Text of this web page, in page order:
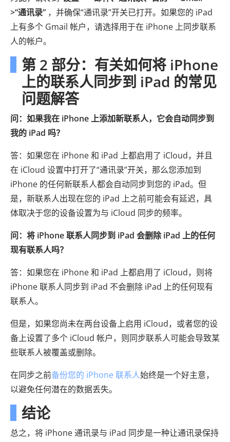
>“通讯录” ，并确保“通讯录”开关已打开。如果您的 iPad
上有多个 Gmail 帐户，请选择用于在 iPhone 上同步联系
人的帐户。
第 2 部分：有关如何将 iPhone
上的联系人同步到 iPad 的常见
问题解答
问：如果我在 iPhone 上添加新联系人，它会自动同步到
我的 iPad 吗？
答：如果您在 iPhone 和 iPad 上都启用了 iCloud，并且
在 iCloud 设置中打开了“通讯录”开关，那么您添加到
iPhone 的任何新联系人都会自动同步到您的 iPad。但
是，新联系人出现在您的 iPad 上之前可能会有延迟，具
体取决于您的设备设置为与 iCloud 同步的频率。
问：将 iPhone 联系人同步到 iPad 会删除 iPad 上的任何
现有联系人吗？
答：如果您在 iPhone 和 iPad 上都启用了 iCloud，则将
iPhone 联系人同步到 iPad 不会删除 iPad 上的任何现有
联系人。
但是，如果您尚未在两台设备上启用 iCloud，或者您的设
备上设置了多个 iCloud 帐户，则同步联系人可能会导致某
些联系人被覆盖或删除。
在同步之前备份您的 iPhone 联系人始终是一个好主意，
以避免任何潜在的数据丢失。
结论
总之，将 iPhone 通讯录与 iPad 同步是一种让通讯录保持